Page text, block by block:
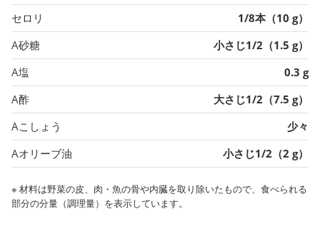
セロリ
1/8本（10 g）
A砂糖
小さじ1/2（1.5 g）
A塩
0.3 g
A酢
大さじ1/2（7.5 g）
Aこしょう
少々
Aオリーブ油
小さじ1/2（2 g）
※ 材料は野菜の皮、肉・魚の骨や内臓を取り除いたもので、食べられる
部分の分量（調理量）を表示しています。